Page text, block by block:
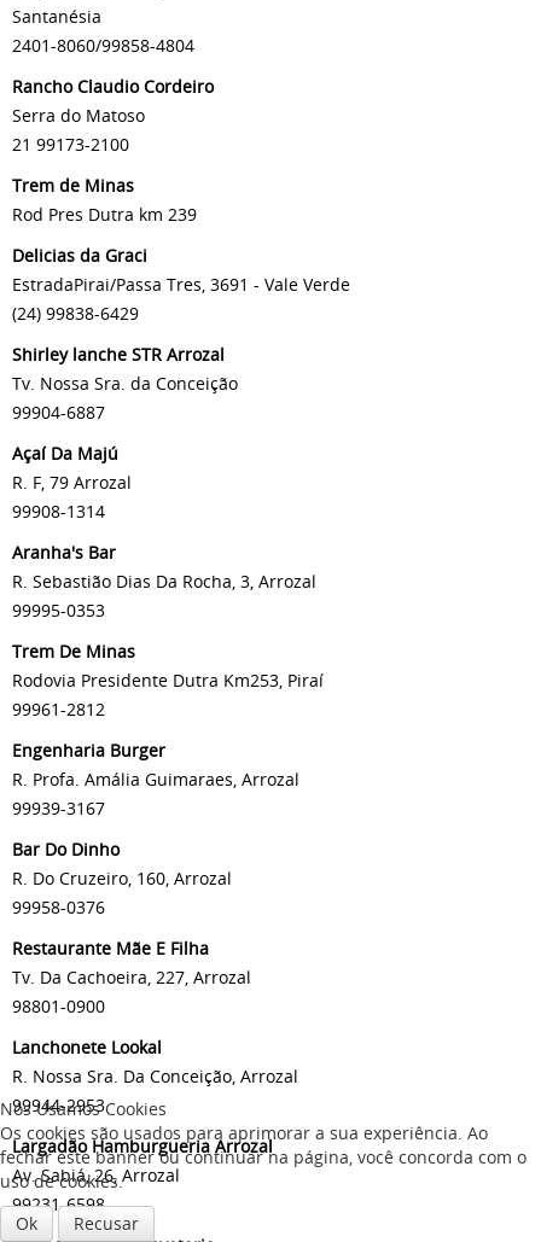
Santanésia
2401-8060/99858-4804
Rancho Claudio Cordeiro
Serra do Matoso
21 99173-2100
Trem de Minas
Rod Pres Dutra km 239
Delicias da Graci
EstradaPirai/Passa Tres, 3691 - Vale Verde
(24) 99838-6429
Shirley lanche STR Arrozal
Tv. Nossa Sra. da Conceição
99904-6887
Açaí Da Majú
R. F, 79 Arrozal
99908-1314
Aranha's Bar
R. Sebastião Dias Da Rocha, 3, Arrozal
99995-0353
Trem De Minas
Rodovia Presidente Dutra Km253, Piraí
99961-2812
Engenharia Burger
R. Profa. Amália Guimaraes, Arrozal
99939-3167
Bar Do Dinho
R. Do Cruzeiro, 160, Arrozal
99958-0376
Restaurante Mãe E Filha
Tv. Da Cachoeira, 227, Arrozal
98801-0900
Lanchonete Lookal
R. Nossa Sra. Da Conceição, Arrozal
99944-2953
Largadão Hamburgueria Arrozal
Av. Sabiá, 26, Arrozal
99231-6598
Nós Usamos Cookies
Os cookies são usados para aprimorar a sua experiência. Ao
fechar este banner ou continuar na página, você concorda com o
uso de cookies.
Ok
Recusar